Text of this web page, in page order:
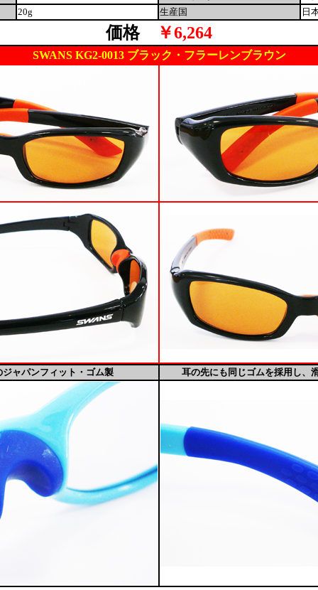
20g
生産国 日
価格￥6,264
SWANS KG2-0013 ブラック・フラーレンブラウン
ャパンフィット・ゴム製 耳の先にも同じゴムを採用し、